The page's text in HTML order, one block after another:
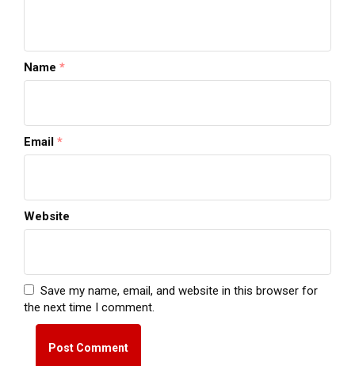
Name *
Email *
Website
Save my name, email, and website in this browser for
the next time I comment.